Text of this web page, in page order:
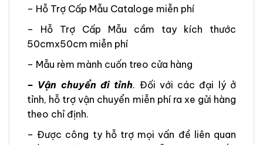
– Hỗ Trợ Cấp Mẫu Cataloge miễn phí
– Hỗ Trợ Cấp Mẫu cầm tay kích thước
50cmx50cm miễn phí
– Mẫu rèm mành cuốn treo cửa hàng
– Vận chuyển đi tỉnh. Đối với các đại lý ở
tỉnh, hỗ trợ vận chuyển miễn phí ra xe gửi hàng
theo chỉ định.
– Được công ty hỗ trợ mọi vấn đề liên quan